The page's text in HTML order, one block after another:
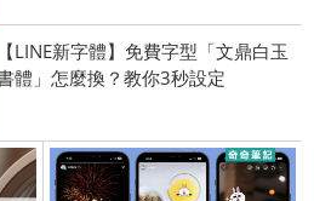
【LINE新字體】免費字型「文鼎白玉
體」怎麼換？教你3秒設定